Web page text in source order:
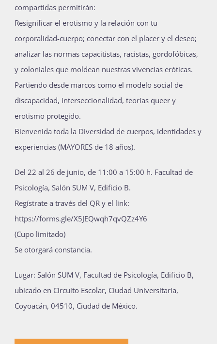
compartidas permitirán:
Resignificar el erotismo y la relación con tu
corporalidad-cuerpo; conectar con el placer y el deseo;
analizar las normas capacitistas, racistas, gordofóbicas,
y coloniales que moldean nuestras vivencias eróticas.
Partiendo desde marcos como el modelo social de
discapacidad, interseccionalidad, teorías queer y
erotismo protegido.
Bienvenida toda la Diversidad de cuerpos, identidades y
experiencias (MAYORES de 18 años).
Del 22 al 26 de junio, de 11:00 a 15:00 h. Facultad de
Psicología, Salón SUM V, Edificio B.
Regístrate a través del QR y el link:
https://forms.gle/X5JEQwqh7qvQZz4Y6
(Cupo limitado)
Se otorgará constancia.
Lugar: Salón SUM V, Facultad de Psicología, Edificio B,
ubicado en Circuito Escolar, Ciudad Universitaria,
Coyoacán, 04510, Ciudad de México.